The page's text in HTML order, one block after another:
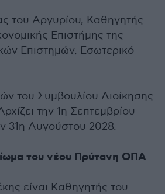
του Αργυρίου, Καθηγητής
Επιστήμης της
Επιστημών, Εσωτερικό
του Συμβουλίου Διοίκησης
την 1η Σεπτεμβρίου
31η Αυγούστου 2028.
του νέου Πρύτανη ΟΠΑ
είναι Καθηγητής του